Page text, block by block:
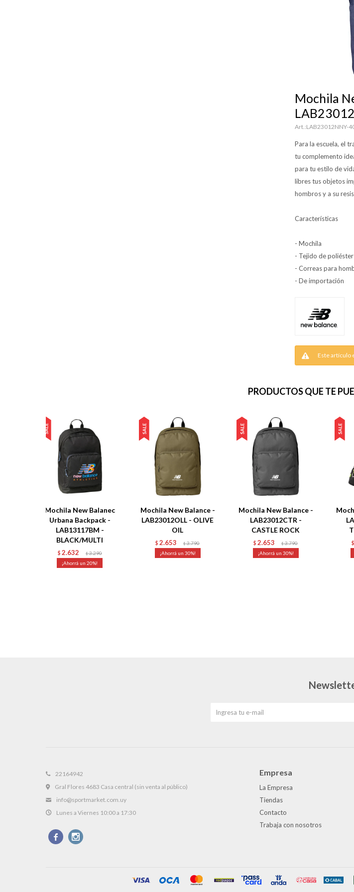
Mochila
LAB23012NNY-
Para la escuela, el
tu complemento
para tu estilo de
libres tus objetos
hombros y a su
Características
- Mochila
- Tejido de poliéster
- Correas para
- De importación
Este artículo
PRODUCTOS QUE TE
Mochila New Balanec
Urbana Backpack -
LAB13117BM -
BLACK/MULTI
$ 2.632 $ 3.290
20
Mochila New Balance -
LAB23012OLL - OLIVE
OIL
$ 2.653 $ 3.790
30
Mochila New Balance -
LAB23012CTR -
CASTLE ROCK
$ 2.653 $ 3.790
30
$
22164942
Gral Flores 4683 Casa central (sin venta al público)
info@sportmarket.com.uy
Lunes a Viernes 10:00 a 17:30
 
Empresa
La Empresa
Tiendas
Contacto
Trabaja con nosotros